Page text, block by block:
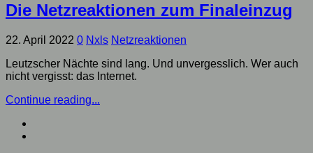
Die Netzreaktionen zum Finaleinzug
22. April 2022 0 Nxls Netzreaktionen
Leutzscher Nächte sind lang. Und unvergesslich. Wer auch
nicht vergisst: das Internet.
Continue reading...